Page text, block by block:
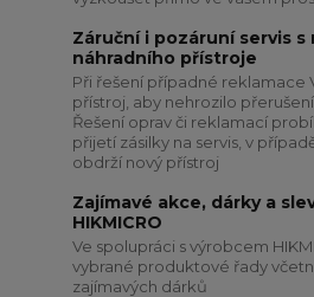
Záruční i pozáruní servis
náhradního přístroje
Při řešení případné reklamace
přístroj, aby nehrozilo
Řešení oprav či reklamací
přijetí zásilky na servis, v
obdrží nový přístroj
Zajímavé akce, dárky a
HIKMICRO
Ve spolupráci s výrobcem
vybrané produktové řady
zajímavých dárků